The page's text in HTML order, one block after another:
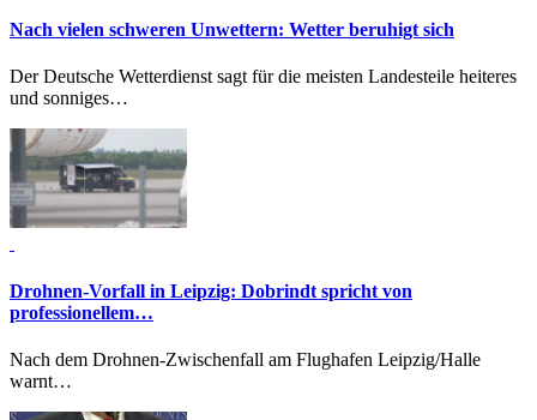
Nach vielen schweren Unwettern: Wetter beruhigt sich
Der Deutsche Wetterdienst sagt für die meisten Landesteile heiteres
und sonniges…
Drohnen-Vorfall in Leipzig: Dobrindt spricht von
professionellem…
Nach dem Drohnen-Zwischenfall am Flughafen Leipzig/Halle
warnt…